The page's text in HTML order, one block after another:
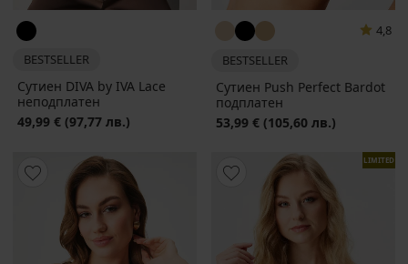
BESTSELLER
Сутиен DIVA by IVA Lace
неподплатен
49,99 € (97,77 лв.)
4,8
BESTSELLER
Сутиен Push Perfect Bardot
подплатен
53,99 € (105,60 лв.)
LIMITED